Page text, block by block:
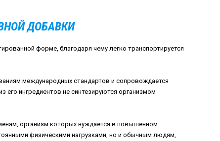
ДОБАВКИ
форме, благодаря чему легко транспортируется
международных стандартов и сопровождается
его ингредиентов не синтезируются организмом
организм которых нуждается в повышенном
физическими нагрузками, но и обычным людям,